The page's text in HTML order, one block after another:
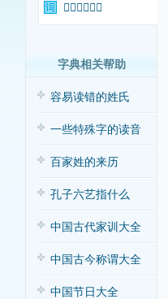
𦿤字相关词语
字典相关帮助
容易读错的姓氏
一些特殊字的读音
百家姓的来历
孔子六艺指什么
中国古代家训大全
中国古今称谓大全
中国节日大全